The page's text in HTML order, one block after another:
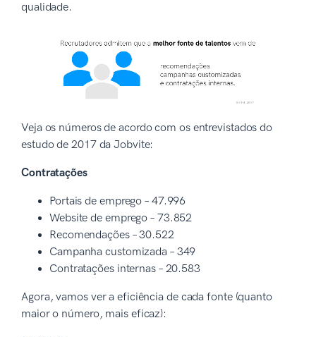
qualidade.
Veja os números de acordo com os entrevistados do
estudo de 2017 da Jobvite:
Contratações
Portais de emprego – 47.996
Website de emprego – 73.852
Recomendações – 30.522
Campanha customizada – 349
Contratações internas – 20.583
Agora, vamos ver a eficiência de cada fonte (quanto
maior o número, mais eficaz):